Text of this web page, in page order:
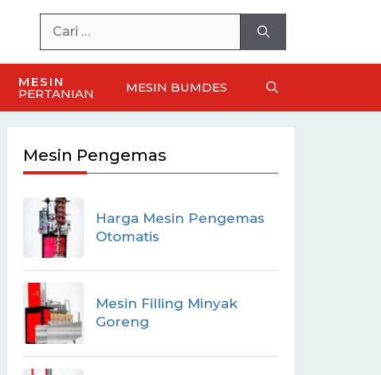
MESIN
PERTANIAN MESIN BUMDES
Mesin Pengemas
Harga Mesin Pengemas
Otomatis
Mesin Filling Minyak
Goreng